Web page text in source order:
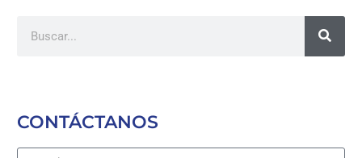
CONTÁCTANOS